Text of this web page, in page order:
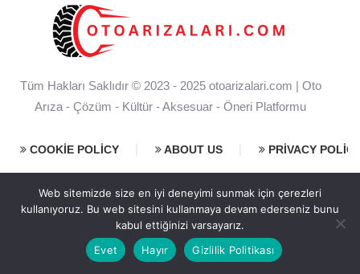
Tüm Hakları Saklıdır © 2023 - 2025 otoarizalari.com | Oto
Arıza - Çözüm - Kültür - Aksesuar - Öneri Platformu
COOKIE POLICY ABOUT US PRIVACY
Web sitemizde size en iyi deneyimi sunmak için çerezleri
kullanıyoruz. Bu web sitesini kullanmaya devam ederseniz bunu
kabul ettiğinizi varsayarız.
Evet
Hayır Gizlilik Politikası